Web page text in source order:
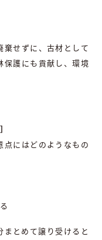
棄せずに、古材として
保護にも貢献し、環境
点にはどのようなもの
とめて譲り受けると